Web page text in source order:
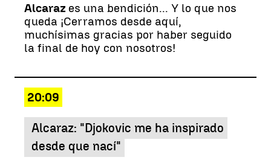
Alcaraz es una bendición... Y lo que nos
queda ¡Cerramos desde aquí,
muchísimas gracias por haber seguido
la final de hoy con nosotros!
20:09
Alcaraz: "Djokovic me ha inspirado
desde que nací"